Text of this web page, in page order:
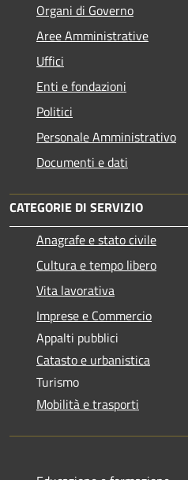
Organi di Governo
Aree Amministrative
Uffici
Enti e fondazioni
Politici
Personale Amministrativo
Documenti e dati
CATEGORIE DI SERVIZIO
Anagrafe e stato civile
Cultura e tempo libero
Vita lavorativa
Imprese e Commercio
Appalti pubblici
Catasto e urbanistica
Turismo
Mobilità e trasporti